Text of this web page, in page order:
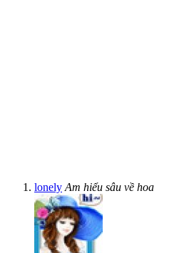
lonely Am hiểu sâu về hoa